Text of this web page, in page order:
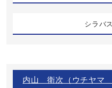
シラバ
内山 衛次（ウチヤマ